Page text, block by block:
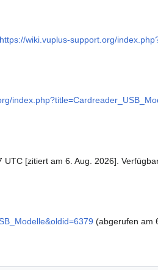
https://wiki.vuplus-support.org/
[zitiert am 6. Aug. 2026].
(abgerufen am